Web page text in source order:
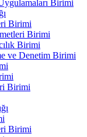
Birimi
Birimi
Birimi
Birimi
ve Denetim Birimi
Birimi
Birimi